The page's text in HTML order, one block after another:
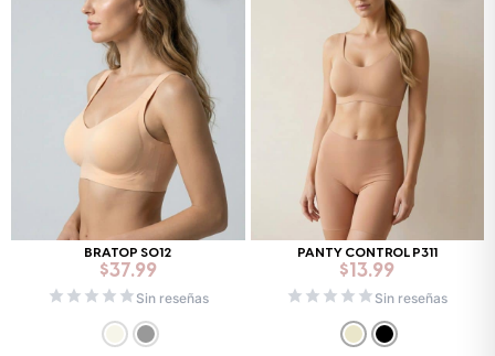
BRATOP S012
$37.99
Sin reseñas
PANTY CONTROL P311
$13.99
Sin reseñas